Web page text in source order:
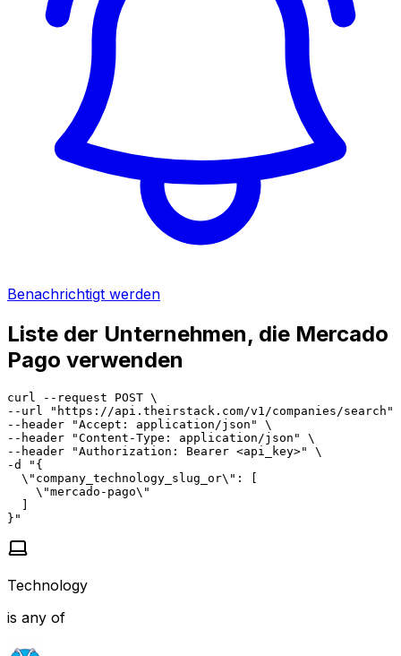
Benachrichtigt werden
Liste der Unternehmen, die Mercado
Pago verwenden
curl --request POST \
--url "https://api.theirstack.com/v1/companies/search"
--header "Accept: application/json" \
--header "Content-Type: application/json" \
--header "Authorization: Bearer <api_key>" \
-d "{
  \"company_technology_slug_or\": [
    \"mercado-pago\"
  ]
}"
Technology
is any of